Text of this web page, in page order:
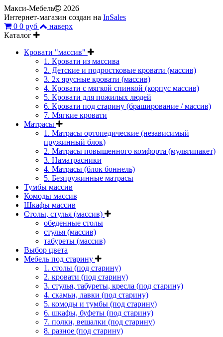
Макси-Мебель
2026
Интернет-магазин создан на InSales
0 0 руб
наверх
Каталог
Кровати "массив"
1. Кровати из массива
2. Детские и подростковые кровати (массив)
3. 2х ярусные кровати (массив)
4. Кровати с мягкой спинкой (корпус массив)
5. Кровати для пожилых людей
6. Кровати под старину (браширование / массив)
7. Мягкие кровати
Матрасы
1. Матрасы ортопедические (независимый
пружинный блок)
2. Матрасы повышенного комфорта (мультипакет)
3. Наматрасники
4. Матрасы (блок боннель)
5. Безпружинные матрасы
Тумбы массив
Комоды массив
Шкафы массив
Столы, стулья (массив)
обеденные столы
стулья (массив)
табуреты (массив)
Выбор цвета
Мебель под старину
1. столы (под старину)
2. кровати (под старину)
3. стулья, табуреты, кресла (под старину)
4. скамьи, лавки (под старину)
5. комоды и тумбы (под старину)
6. шкафы, буфеты (под старину)
7. полки, вешалки (под старину)
8. разное (под старину)